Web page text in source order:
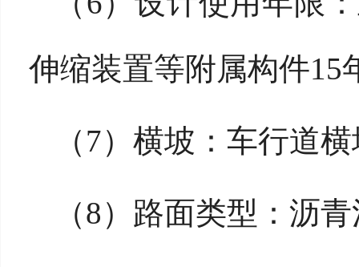
伸缩装置等附属构件15
（7） 横坡：车行道
（8） 路面类型：沥